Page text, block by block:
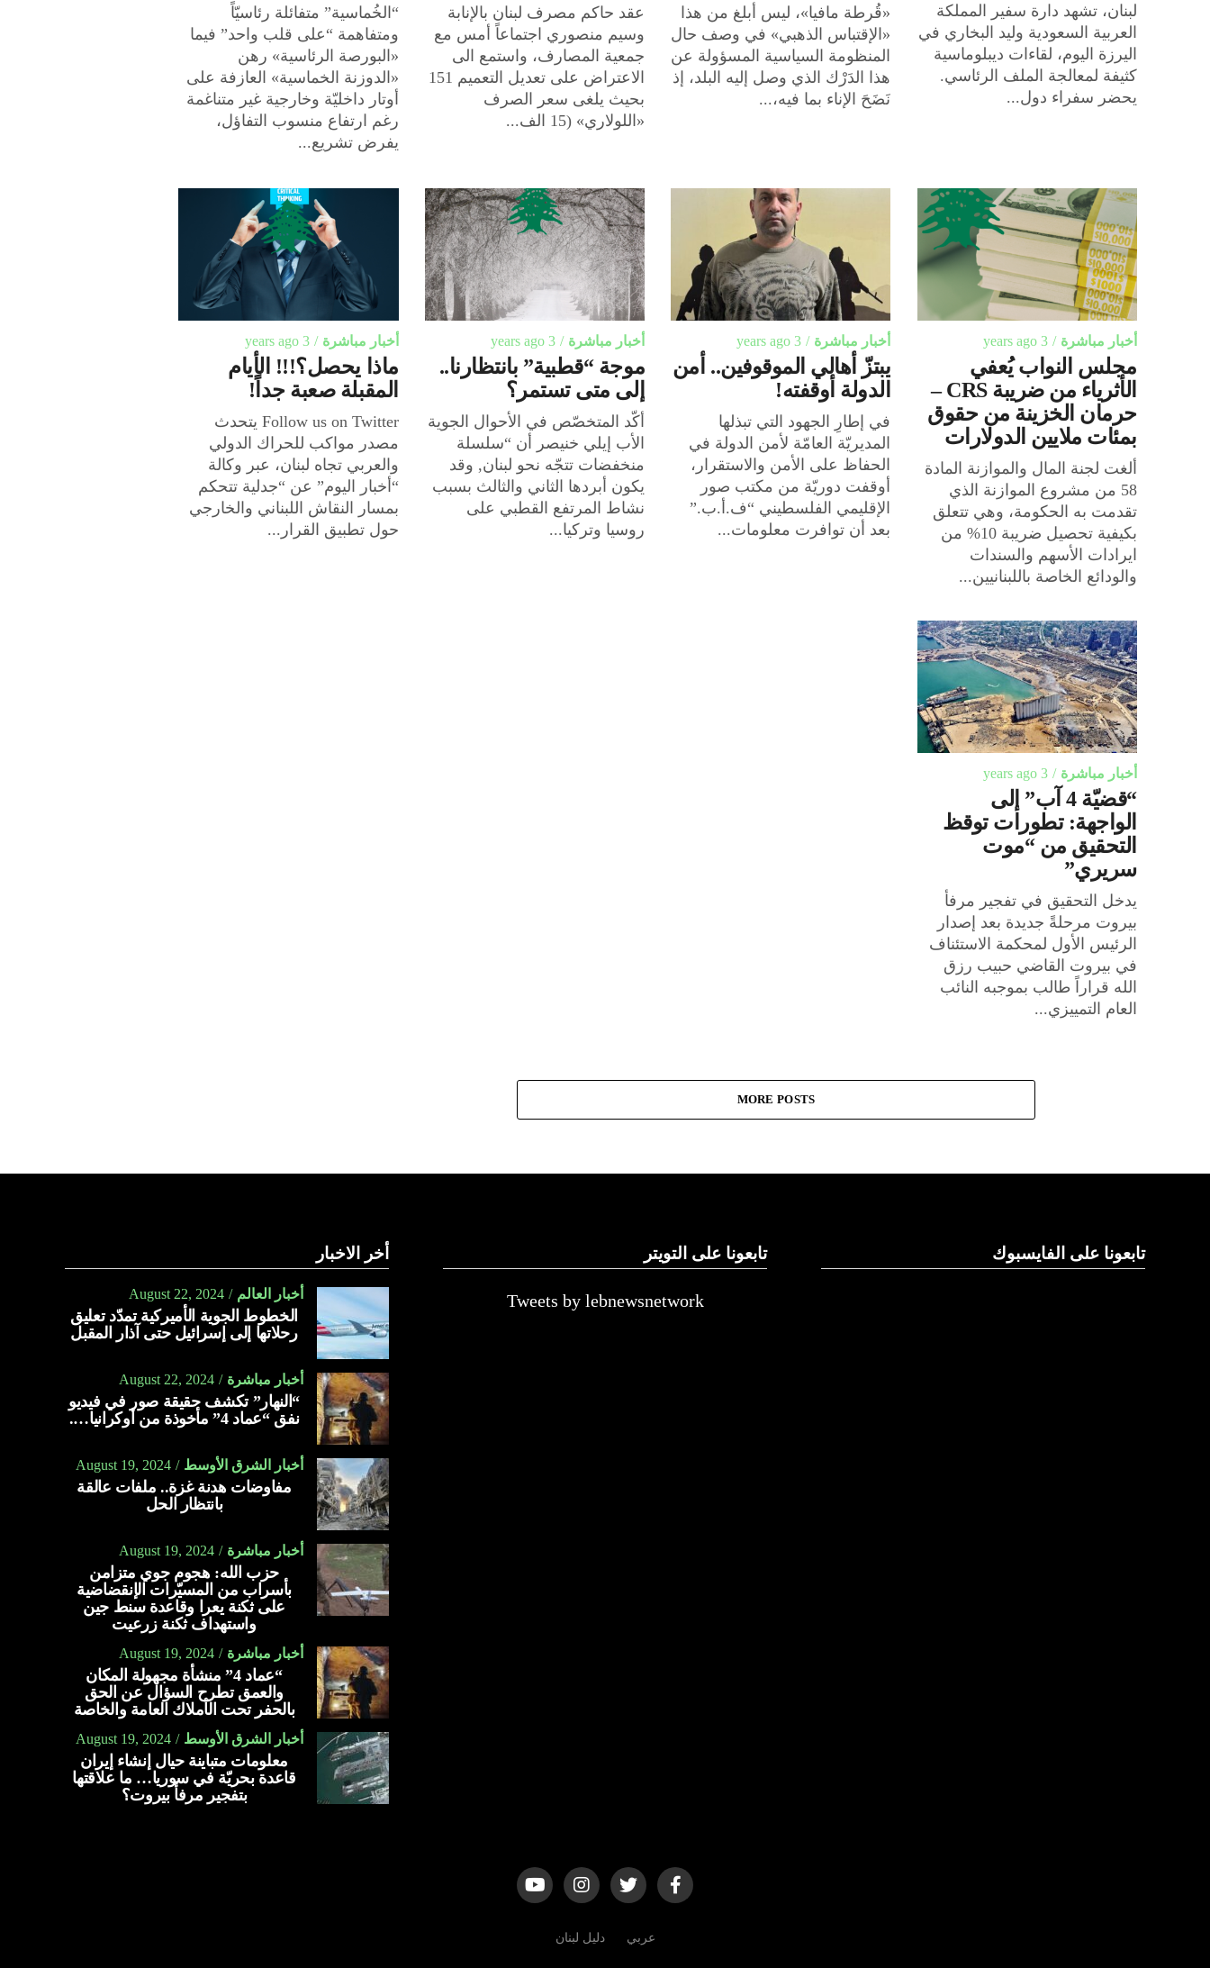
لبنان، تشهد دارة سفير المملكة
العربية السعودية وليد البخاري في
اليرزة اليوم، لقاءات ديبلوماسية
كثيفة لمعالجة الملف الرئاسي.
يحضر سفراء دول...
«قُرطة مافيا»، ليس أبلغ من هذا
«الإقتباس الذهبي» في وصف حال
المنظومة السياسية المسؤولة عن
هذا الدَرْك الذي وصل إليه البلد، إذ
نَضَحَ الإناء بما فيه،...
عقد حاكم مصرف لبنان بالإنابة
وسيم منصوري اجتماعاً أمس مع
جمعية المصارف، واستمع الى
الاعتراض على تعديل التعميم 151
بحيث يلغى سعر الصرف
«اللولاري» (15 الف...
“الخُماسية” متفائلة رئاسيّاً
ومتفاهمة “على قلب واحد” فيما
«البورصة الرئاسية» رهن
«الدوزنة الخماسية» العازفة على
أوتار داخليّة وخارجية غير متناغمة
رغم ارتفاع منسوب التفاؤل،
يفرض تشريع...
أخبار مباشرة 3 years ago
مجلس النواب يُعفي
الأثرياء من ضريبة CRS –
حرمان الخزينة من حقوق
بمئات ملايين الدولارات
ألغت لجنة المال والموازنة المادة
58 من مشروع الموازنة الذي
تقدمت به الحكومة، وهي تتعلق
بكيفية تحصيل ضريبة 10% من
ايرادات الأسهم والسندات
والودائع الخاصة باللبنانيين...
أخبار مباشرة 3 years ago
يبتزّ أهالي الموقوفين.. أمن
الدولة أوقفته!
في إطارِ الجهود التي تبذلها
المديريّة العامّة لأمن الدولة في
الحفاظ على الأمن والاستقرار،
أوقفت دوريّة من مكتب صور
الإقليمي الفلسطيني “ف.أ.ب.”
بعد أن توافرت معلومات...
أخبار مباشرة 3 years ago
موجة “قطبية” بانتظارنا..
إلى متى تستمر؟
أكّد المتخصّص في الأحوال الجوية
الأب إيلي خنيصر أن “سلسلة
منخفضات تتجّه نحو لبنان, وقد
يكون أبردها الثاني والثالث بسبب
نشاط المرتفع القطبي على
روسيا وتركيا...
أخبار مباشرة 3 years ago
ماذا يحصل؟!!! الأيام
المقبلة صعبة جداً!
Follow us on Twitter يتحدث
مصدر مواكب للحراك الدولي
والعربي تجاه لبنان، عبر وكالة
“أخبار اليوم” عن “جدلية تتحكم
بمسار النقاش اللبناني والخارجي
حول تطبيق القرار...
أخبار مباشرة 3 years ago
“قضيّة 4 آب” إلى
الواجهة: تطورات توقظ
التحقيق من “موت
سريري”
يدخل التحقيق في تفجير مرفأ
بيروت مرحلةً جديدة بعد إصدار
الرئيس الأول لمحكمة الاستئناف
في بيروت القاضي حبيب رزق
الله قراراً طالب بموجبه النائب
العام التمييزي...
MORE POSTS
تابعونا على الفايسبوك تابعونا على التويتر
Tweets by lebnewsnetwork
أخر الاخبار
أخبار العالم August 22, 2024
الخطوط الجوية الأميركية تمدّد تعليق
رحلاتها إلى إسرائيل حتى آذار المقبل
أخبار مباشرة August 22, 2024
“النهار” تكشف حقيقة صور في فيديو
نفق “عماد 4” مأخوذة من أوكرانيا….
أخبار الشرق الأوسط August 19, 2024
مفاوضات هدنة غزة.. ملفات عالقة
بانتظار الحل
أخبار مباشرة August 19, 2024
حزب الله: هجوم جوي متزامن
بأسراب من المسيّرات الإنقضاضية
على ثكنة يعرا وقاعدة سنط جين
واستهداف ثكنة زرعيت
أخبار مباشرة August 19, 2024
“عماد 4” منشأة مجهولة المكان
والعمق تطرح السؤال عن الحق
بالحفر تحت الأملاك العامة والخاصة
أخبار الشرق الأوسط August 19, 2024
معلومات متباينة حيال إنشاء إيران
قاعدة بحريّة في سوريا… ما علاقتها
بتفجير مرفأ بيروت؟
عربي دليل لبنان